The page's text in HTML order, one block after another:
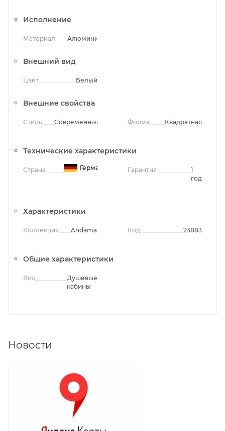
Исполнение
Материал Алюминий
Внешний вид
Цвет Белый
Внешние свойства
Стиль Современный Форма Квадратная
Технические характеристики
Страна Германия Гарантия
1
год
Характеристики
Коллекция Andaman Код 23883
Общие характеристики
Вид
Душевые
кабины
Новости